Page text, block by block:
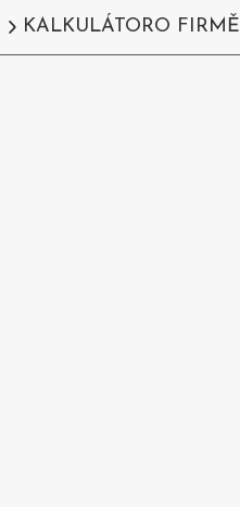
KALKULÁTORO FIRMĚ